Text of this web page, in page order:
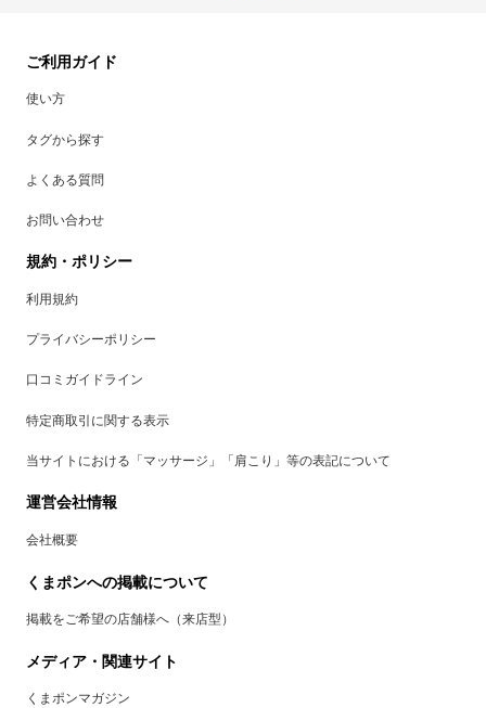
ご利用ガイド
使い方
タグから探す
よくある質問
お問い合わせ
規約・ポリシー
利用規約
プライバシーポリシー
口コミガイドライン
特定商取引に関する表示
当サイトにおける「マッサージ」「肩こり」等の表記について
運営会社情報
会社概要
くまポンへの掲載について
掲載をご希望の店舗様へ（来店型）
メディア・関連サイト
くまポンマガジン